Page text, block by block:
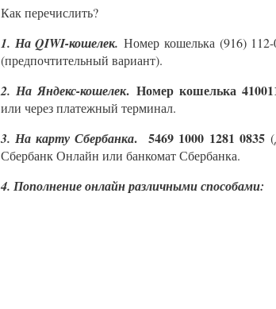
Как перечислить?
1. На QIWI-кошелек.Номер кошелька (916)
(предпочтительный вариант).
2. На Яндекс-кошелек. Номер кошелька
или через платежный терминал.
3. На карту Сбербанка.5469 1000 1281 0835
Сбербанк Онлайн или банкомат Сбербанка.
4. Пополнение онлайн различными способами: